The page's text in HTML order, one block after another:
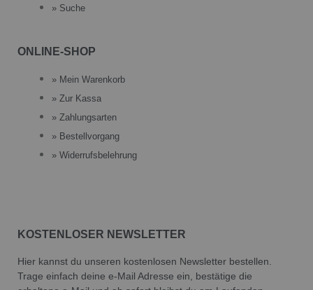
» Suche
ONLINE-SHOP
» Mein Warenkorb
» Zur Kassa
» Zahlungsarten
» Bestellvorgang
» Widerrufsbelehrung
KOSTENLOSER NEWSLETTER
Hier kannst du unseren kostenlosen Newsletter bestellen.
Trage einfach deine e-Mail Adresse ein, bestätige die